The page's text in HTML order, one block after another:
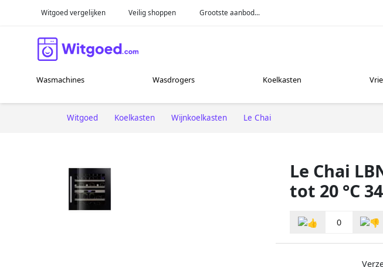
Witgoed vergelijken Veilig shoppen Grootste aanbod...
Wasmachines Wasdrogers Koelkasten
Witgoed Koelkasten Wijnkoelkasten Le Chai
Le Chai
tot 20 °C
0